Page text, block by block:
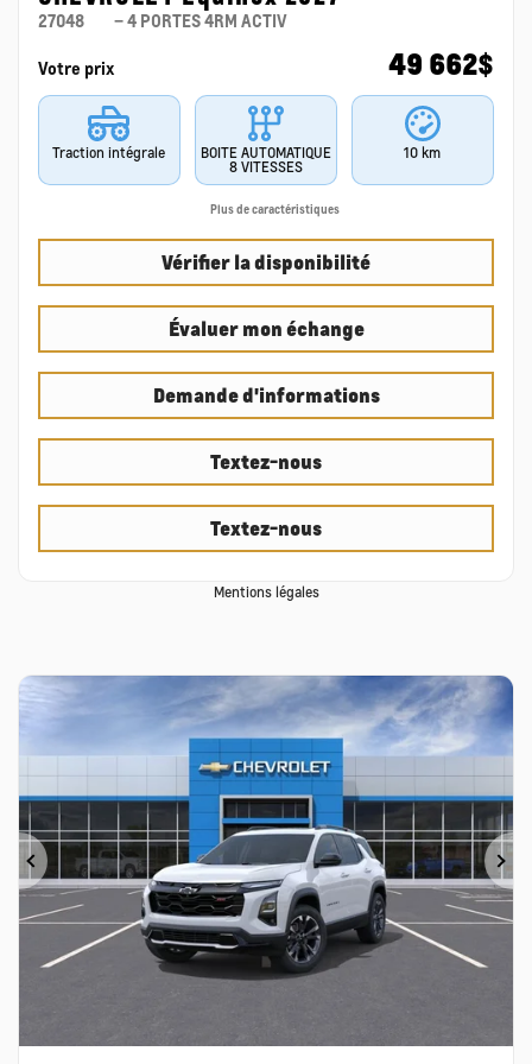
27048 – 4 PORTES 4RM ACTIV
Votre prix 49 662$
Traction intégrale
BOITE AUTOMATIQUE
8 VITESSES
10 km
Plus de caractéristiques
Vérifier la disponibilité
Évaluer mon échange
Demande d'informations
Textez-nous
Textez-nous
Mentions légales
Précédent